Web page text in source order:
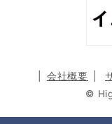
会社概要
©